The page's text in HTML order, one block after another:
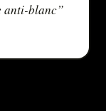
anti-blanc”
de